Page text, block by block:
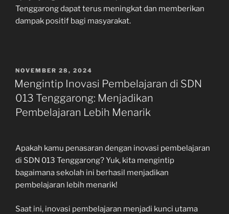
Tenggarong dapat terus meningkat dan memberikan
dampak positif bagi masyarakat.
POSTED
ON
NOVEMBER 28, 2024
Mengintip Inovasi Pembelajaran di SDN
013 Tenggarong: Menjadikan
Pembelajaran Lebih Menarik
Apakah kamu penasaran dengan inovasi pembelajaran
di SDN 013 Tenggarong? Yuk, kita mengintip
bagaimana sekolah ini berhasil menjadikan
pembelajaran lebih menarik!
Saat ini, inovasi pembelajaran menjadi kunci utama